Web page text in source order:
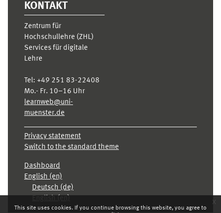
This site uses cookies. If you continue browsing this website, you agree to
x
KONTAKT
Zentrum für
Hochschullehre (ZHL)
Services für digitale
Lehre
Tel: +49 251 83-22408
Mo.- Fr. 10–16 Uhr
learnweb@uni-
muenster.de
Privacy statement
Switch to the standard theme
Dashboard
English ‎(en)‎
Deutsch ‎(de)‎